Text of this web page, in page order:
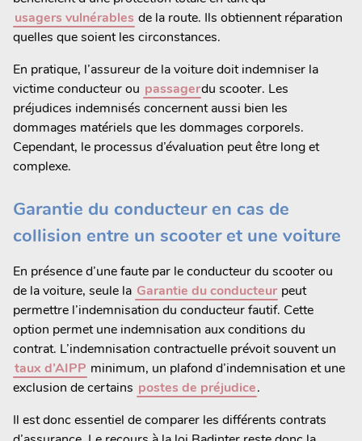
usagers vulnérables de la route. Ils obtiennent réparation
quelles que soient les circonstances.
En pratique, l’assureur de la voiture doit indemniser la
victime conducteur ou passagerdu scooter. Les
préjudices indemnisés concernent aussi bien les
dommages matériels que les dommages corporels.
Cependant, le processus d’évaluation peut être long et
complexe.
Garantie du conducteur en cas de
collision entre un scooter et une voiture
En présence d’une faute par le conducteur du scooter ou
de la voiture, seule la Garantie du conducteur peut
permettre l’indemnisation du conducteur fautif. Cette
option permet une indemnisation aux conditions du
contrat. L’indemnisation contractuelle prévoit souvent un
taux d’AIPP minimum, un plafond d’indemnisation et une
exclusion de certains postes de préjudice.
Il est donc essentiel de comparer les différents contrats